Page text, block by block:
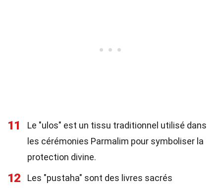
11
Le "ulos" est un tissu traditionnel utilisé dans
les cérémonies Parmalim pour symboliser la
protection divine.
12
Les "pustaha" sont des livres sacrés